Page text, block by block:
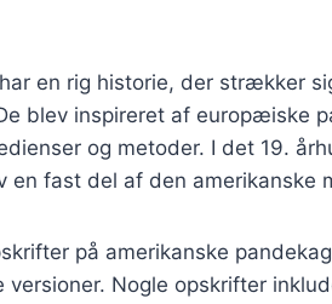
en rig historie, der strækker
blev inspireret af europæiske
og metoder. I det 19.
en fast del af den amerikanske
på amerikanske
versioner. Nogle opskrifter